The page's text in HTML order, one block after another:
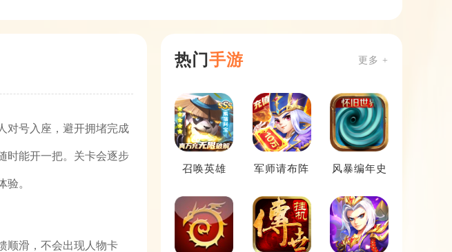
对号入座，避开拥堵完成
时能开一把。关卡会逐步
。
顺滑，不会出现人物卡
热门手游 更多 +
召唤英雄 军师请布阵 风暴编年史